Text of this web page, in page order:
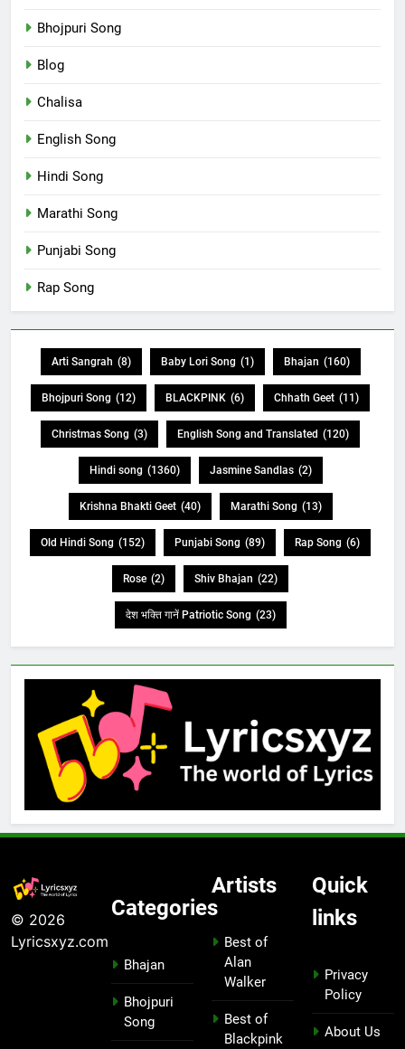
Bhojpuri Song
Blog
Chalisa
English Song
Hindi Song
Marathi Song
Punjabi Song
Rap Song
Arti Sangrah (8) Baby Lori Song (1) Bhajan (160)
Bhojpuri Song (12) BLACKPINK (6) Chhath Geet (11)
Christmas Song (3) English Song and Translated (120)
Hindi song (1360) Jasmine Sandlas (2)
Krishna Bhakti Geet (40) Marathi Song (13)
Old Hindi Song (152) Punjabi Song (89) Rap Song (6)
Rose (2) Shiv Bhajan (22)
देश भक्ति गानें Patriotic Song (23)
© 2026
Lyricsxyz.com
Categories
Bhajan
Bhojpuri
Song
Artists
Best of
Alan
Walker
Best of
Blackpink
Quick
links
Privacy
Policy
About Us